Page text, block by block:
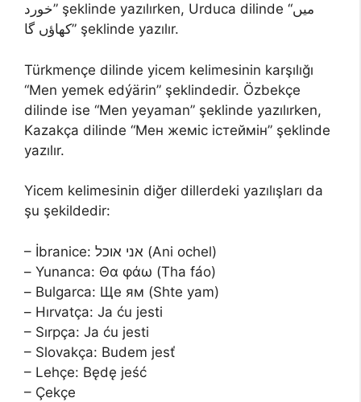
خورد” şeklinde yazılırken, Urduca dilinde “میں
کھاؤں گا” şeklinde yazılır.
Türkmençe dilinde yicem kelimesinin karşılığı
“Men yemek edýärin” şeklindedir. Özbekçe
dilinde ise “Men yeyaman” şeklinde yazılırken,
Kazakça dilinde “Мен жеміс істеймін” şeklinde
yazılır.
Yicem kelimesinin diğer dillerdeki yazılışları da
şu şekildedir:
– İbranice: אני אוכל (Ani ochel)
– Yunanca: Θα φάω (Tha fáo)
– Bulgarca: Ще ям (Shte yam)
– Hırvatça: Ja ću jesti
– Sırpça: Ja ću jesti
– Slovakça: Budem jesť
– Lehçe: Będę jeść
– Çekçe